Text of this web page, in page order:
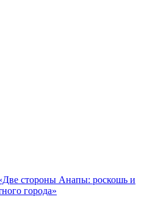
стороны Анапы: роскошь и
города»